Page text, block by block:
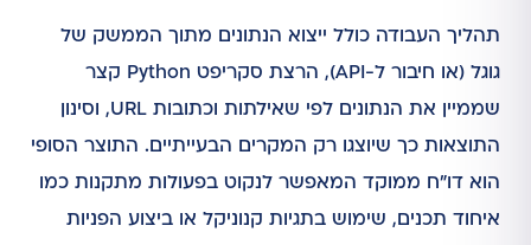
תהליך העבודה כולל ייצוא הנתונים מתוך הממשק של
גוגל (או חיבור ל-API), הרצת סקריפט Python קצר
שממיין את הנתונים לפי שאילתות וכתובות URL, וסינון
התוצאות כך שיוצגו רק המקרים הבעייתיים. התוצר הסופי
הוא דו"ח ממוקד המאפשר לנקוט בפעולות מתקנות כמו
איחוד תכנים, שימוש בתגיות קנוניקל או ביצוע הפניות